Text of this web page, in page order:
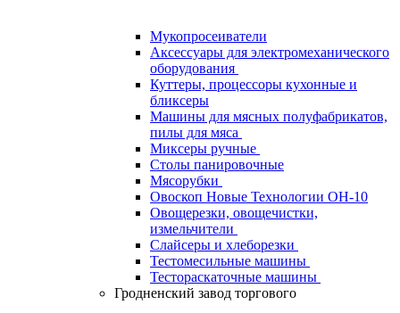
Мукопросеиватели
Аксессуары для электромеханического
оборудования
Куттеры, процессоры кухонные и
бликсеры
Машины для мясных полуфабрикатов,
пилы для мяса
Миксеры ручные
Столы панировочные
Мясорубки
Овоскоп Новые Технологии ОН-10
Овощерезки, овощечистки,
измельчители
Слайсеры и хлеборезки
Тестомесильные машины
Тестораскаточные машины
Гродненский завод торгового